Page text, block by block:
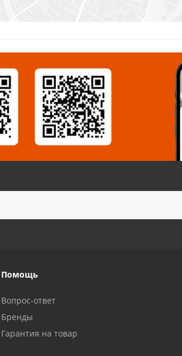
Помощь
Вопрос-ответ
Бренды
Гарантия на товар